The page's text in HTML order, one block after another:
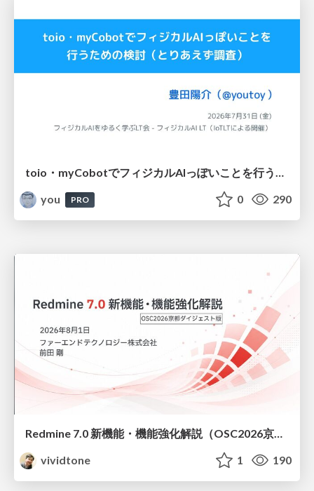
toio・myCobotでフィジカルAIっぽいことを行うための検討（とりあえず調査） / フィジカルAI LT（IoTLTによる開催）
you
PRO 0 290
Redmine 7.0 新機能・機能強化解説（OSC2026京都ダイジェスト版）
vividtone
1 190